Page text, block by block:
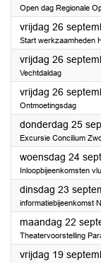
Open dag Regionale
vrijdag 26
Start werkzaamheden
vrijdag 26
Vechtdaldag
vrijdag 26
Ontmoetingsdag
donderdag 25
Excursie Concilium
woensdag 24
Inloopbijeenkomsten
dinsdag 23
informatiebijeenkomst
maandag 22
Theatervoorstelling
vrijdag 19